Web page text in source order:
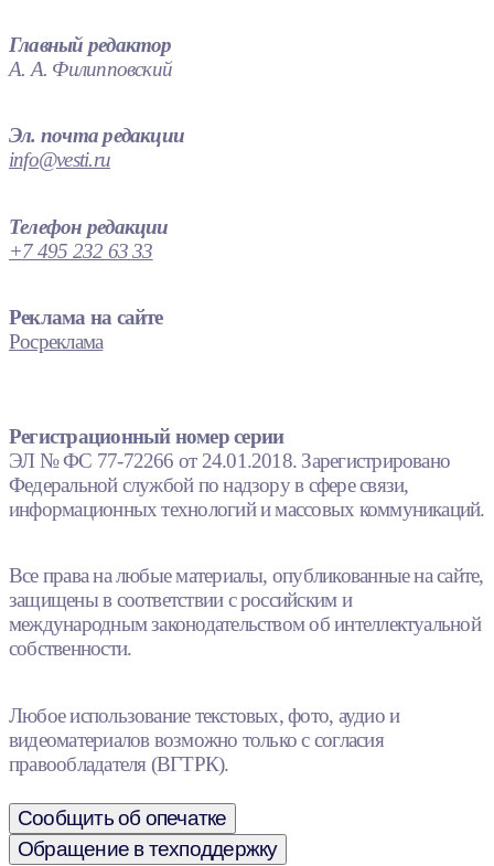
Главный редактор
А. А. Филипповский
Эл. почта редакции
info@vesti.ru
Телефон редакции
+7 495 232 63 33
Реклама на сайте
Росреклама
Регистрационный номер серии
ЭЛ № ФС 77-72266 от 24.01.2018. Зарегистрировано
Федеральной службой по надзору в сфере связи,
информационных технологий и массовых коммуникаций.
Все права на любые материалы, опубликованные на сайте,
защищены в соответствии с российским и
международным законодательством об интеллектуальной
собственности.
Любое использование текстовых, фото, аудио и
видеоматериалов возможно только с согласия
правообладателя (ВГТРК).
Сообщить об опечатке
Обращение в техподдержку